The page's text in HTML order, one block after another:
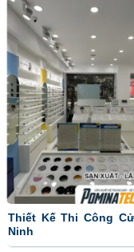
Thiết Kế Thi Công
Ninh